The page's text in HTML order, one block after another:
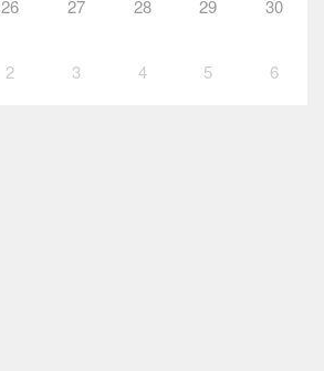
26 27 28 29 30
2 3 4 5 6